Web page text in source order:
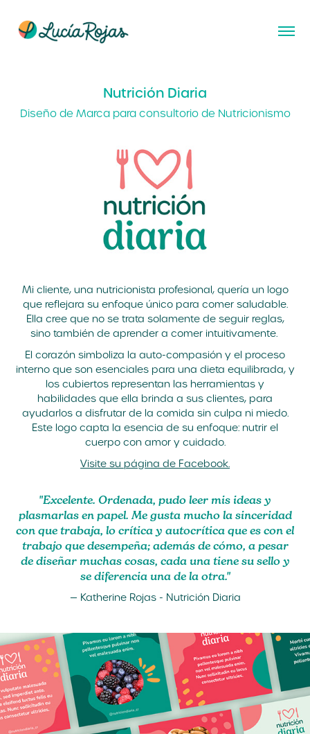
Nutrición Diaria
Diseño de Marca para consultorio de Nutricionismo
Mi cliente, una nutricionista profesional, quería un logo
que reflejara su enfoque único para comer saludable.
Ella cree que no se trata solamente de seguir reglas,
sino también de aprender a comer intuitivamente.
El corazón simboliza la auto-compasión y el proceso
interno que son esenciales para una dieta equilibrada, y
los cubiertos representan las herramientas y
habilidades que ella brinda a sus clientes, para
ayudarlos a disfrutar de la comida sin culpa ni miedo.
Este logo capta la esencia de su enfoque: nutrir el
cuerpo con amor y cuidado.
Visite su página de Facebook.
"Excelente. Ordenada, pudo leer mis ideas y
plasmarlas en papel. Me gusta mucho la sinceridad
con que trabaja, lo crítica y autocrítica que es con el
trabajo que desempeña; además de cómo, a pesar
de diseñar muchas cosas, cada una tiene su sello y
se diferencia una de la otra."
— Katherine Rojas - Nutrición Diaria